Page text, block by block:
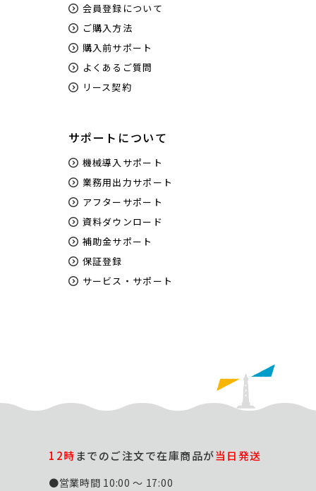
会員登録について
ご購入方法
購入前サポート
よくあるご質問
リース契約
サポートについて
機械導入サポート
業務用出力サポート
アフターサポート
資料ダウンロード
補助金サポート
保証登録
サービス・サポート
12時までのご注文で在庫商品が当日発送
●営業時間 10:00 ～ 17:00